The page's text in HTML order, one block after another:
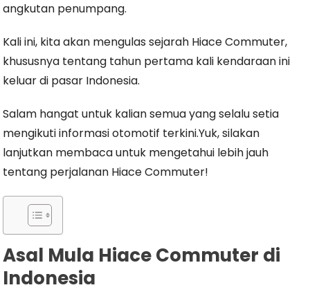
angkutan penumpang.
Kali ini, kita akan mengulas sejarah Hiace Commuter,
khususnya tentang tahun pertama kali kendaraan ini
keluar di pasar Indonesia.
Salam hangat untuk kalian semua yang selalu setia
mengikuti informasi otomotif terkini.Yuk, silakan
lanjutkan membaca untuk mengetahui lebih jauh
tentang perjalanan Hiace Commuter!
Asal Mula Hiace Commuter di
Indonesia